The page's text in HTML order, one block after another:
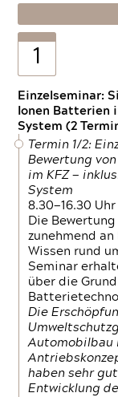
1
Einzelseminar:
Ionen Batterien
System (2
Termin 1/2:
Bewertung
im KFZ —
System
8.30—16.30 Uhr
Die
zunehmend
Wissen rund
Seminar
über die
Die
Automobilbau
haben sehr
Entwicklung